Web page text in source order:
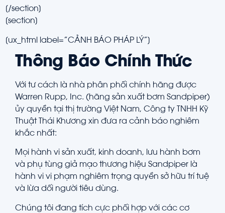
[/section]
[section]
[ux_html label=”CẢNH BÁO PHÁP LÝ”]
Thông Báo Chính Thức
Với tư cách là nhà phân phối chính hãng được
Warren Rupp, Inc. (hãng sản xuất bơm Sandpiper)
ủy quyền tại thị trường Việt Nam, Công ty TNHH Kỹ
Thuật Thái Khương xin đưa ra cảnh báo nghiêm
khắc nhất:
Mọi hành vi sản xuất, kinh doanh, lưu hành bơm
và phụ tùng giả mạo thương hiệu Sandpiper là
hành vi vi phạm nghiêm trọng quyền sở hữu trí tuệ
và lừa dối người tiêu dùng.
Chúng tôi đang tích cực phối hợp với các cơ